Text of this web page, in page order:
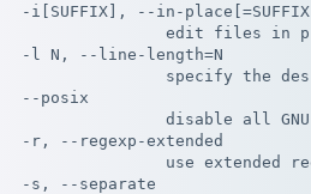
-i[SUFFIX], --in-
edit files in
  -l N, --line-length=N
specify the
  --posix
disable all
  -r, --regexp-extended
use extended
  -s, --separate